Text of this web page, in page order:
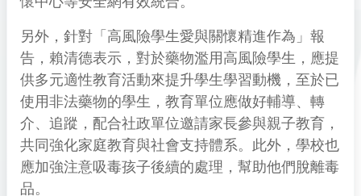
另外，針對「高風險學生愛與關懷精進作為」報
告，賴清德表示，對於藥物濫用高風險學生，應提
供多元適性教育活動來提升學生學習動機，至於已
使用非法藥物的學生，教育單位應做好輔導、轉
介、追蹤，配合社政單位邀請家長參與親子教育，
共同強化家庭教育與社會支持體系。此外，學校也
應加強注意吸毒孩子後續的處理，幫助他們脫離毒
品。